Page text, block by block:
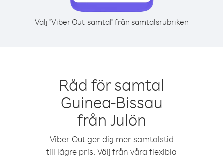
Välj "Viber Out-samtal" från samtalsrubriken
Råd för samtal
Guinea-Bissau
från Julön
Viber Out ger dig mer samtalstid
till lägre pris. Välj från våra flexibla